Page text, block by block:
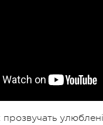
улюблені